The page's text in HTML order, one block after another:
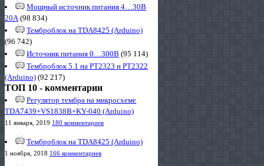
Мощный источник питания 4…30В
20А(98 834)
Темброблок на TDA8425 (Arduino)
(96 742)
Источник питания 0…300В (95 114)
Темброблок 5.1 на PT2323 и PT2322
(Arduino) (92 217)
ТОП 10 - комментарии
Регулятор тембра на микросхеме
TDA7439+VS1838B+KY-040 (Arduino)
11 января, 2019 180 комментариев
Темброблок на TDA8425 (Arduino)
1 ноября, 2018 166 комментариев